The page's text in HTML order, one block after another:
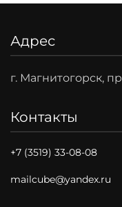
Адрес
г. Магнитогорск,
Контакты
+7 (3519) 33-08-08
mailcube@yandex.ru